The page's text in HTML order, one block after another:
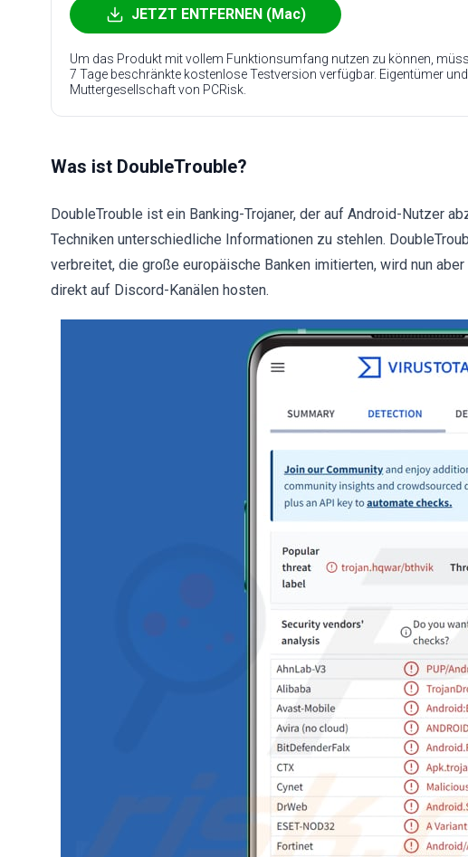
JETZT ENTFERNEN (Mac)
Um das Produkt mit vollem Funktionsumfang nutzen zu können,
7 Tage beschränkte kostenlose Testversion verfügbar. Eigentümer
Muttergesellschaft von PCRisk.
Was ist DoubleTrouble?
DoubleTrouble ist ein Banking-Trojaner, der auf Android-Nutzer
Techniken unterschiedliche Informationen zu stehlen.
verbreitet, die große europäische Banken imitierten, wird nun
direkt auf Discord-Kanälen hosten.